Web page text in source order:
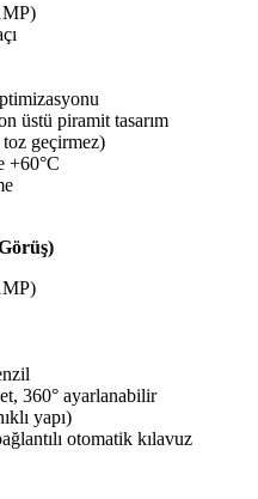
üstü piramit tasarım
geçirmez)
+60°C
360° ayarlanabilir
yapı)
otomatik kılavuz